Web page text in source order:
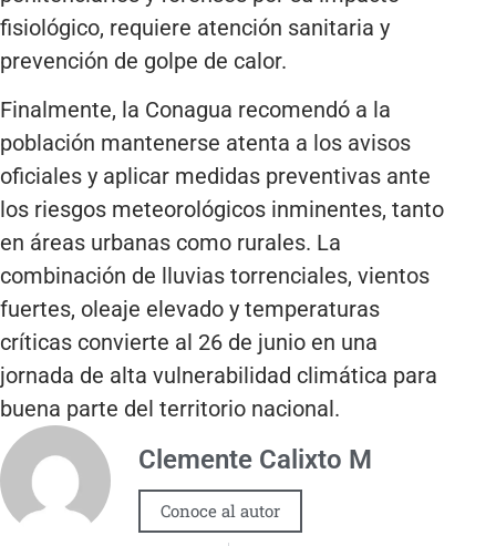
fisiológico, requiere atención sanitaria y
prevención de golpe de calor.
Finalmente, la Conagua recomendó a la
población mantenerse atenta a los avisos
oficiales y aplicar medidas preventivas ante
los riesgos meteorológicos inminentes, tanto
en áreas urbanas como rurales. La
combinación de lluvias torrenciales, vientos
fuertes, oleaje elevado y temperaturas
críticas convierte al 26 de junio en una
jornada de alta vulnerabilidad climática para
buena parte del territorio nacional.
Clemente Calixto M
Conoce al autor